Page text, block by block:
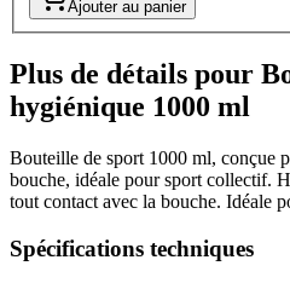
Ajouter au panier
Plus de détails pour
hygiénique 1000 ml
Bouteille de sport 1000 ml, conçue
bouche, idéale pour sport collectif.
tout contact avec la bouche. Idéale
Spécifications techniques